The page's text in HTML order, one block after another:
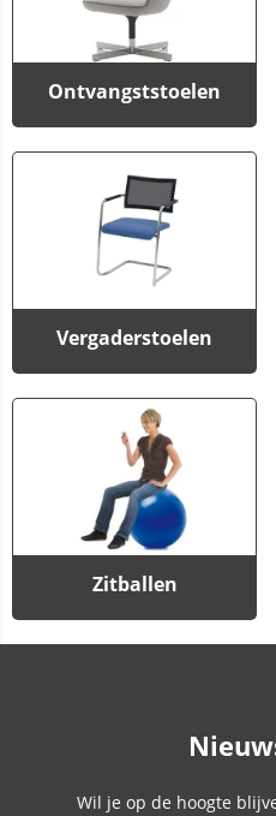
Ontvangststoelen
Vergaderstoelen
Zitballen
Wil je op de hoogte